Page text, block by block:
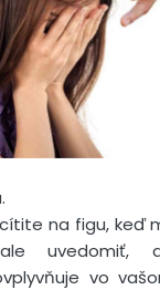
na figu, keď
uvedomiť,
vo